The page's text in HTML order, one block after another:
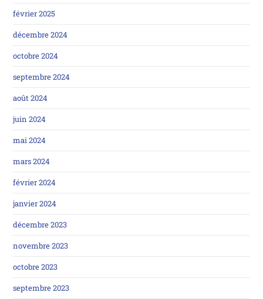
février 2025
décembre 2024
octobre 2024
septembre 2024
août 2024
juin 2024
mai 2024
mars 2024
février 2024
janvier 2024
décembre 2023
novembre 2023
octobre 2023
septembre 2023